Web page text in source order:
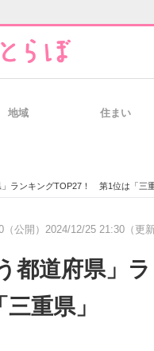
経営
技術・比較・事例 製造
地域 住まい
！ 第1位は「三重県」【2024年最新調査結果
公開） 2024/12/25 21:30（更新
都道府県」ラ
重県」